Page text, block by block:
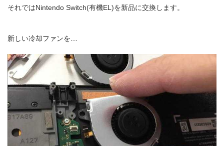
それではNintendo Switch(有機EL)を新品に交換します。
新しい冷却ファンを…